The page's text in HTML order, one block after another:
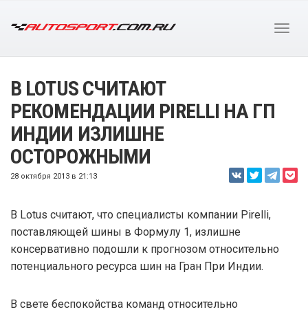
В LOTUS СЧИТАЮТ
РЕКОМЕНДАЦИИ PIRELLI НА ГП
ИНДИИ ИЗЛИШНЕ
ОСТОРОЖНЫМИ
28 октября 2013 в 21:13
В Lotus считают, что специалисты компании Pirelli,
поставляющей шины в Формулу 1, излишне
консервативно подошли к прогнозом относительно
потенциального ресурса шин на Гран При Индии.
В свете беспокойства команд относительно